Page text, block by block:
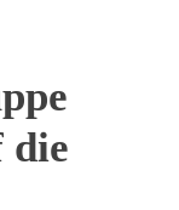
die